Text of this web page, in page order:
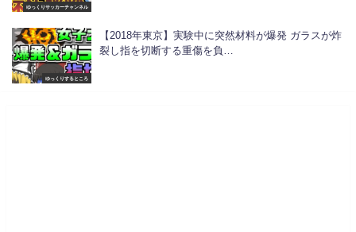
ゆっくりサッカーチャンネル
ゆっくりするところ
【2018年東京】実験中に突然材料が爆発 ガラスが炸
裂し指を切断する重傷を負…